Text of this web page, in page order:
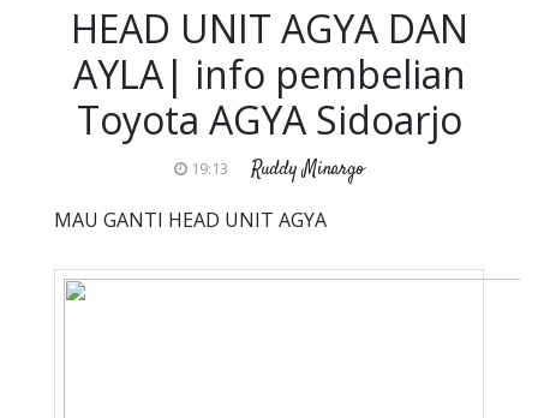
HEAD UNIT AGYA DAN
AYLA| info pembelian
Toyota AGYA Sidoarjo
19:13 Ruddy Minargo
MAU GANTI HEAD UNIT AGYA